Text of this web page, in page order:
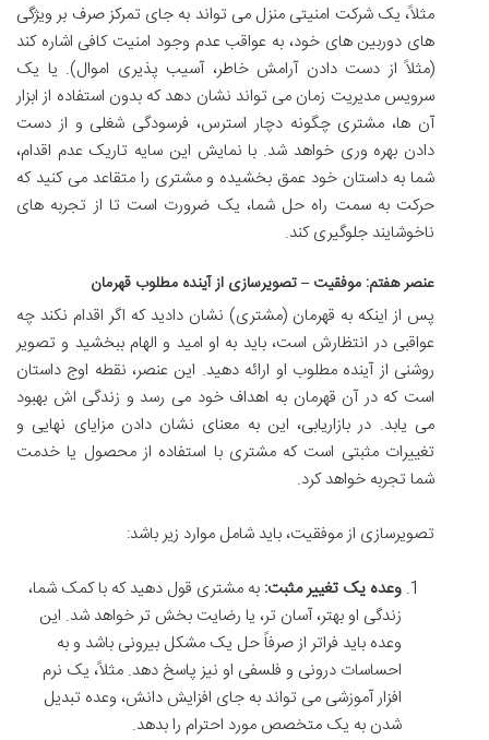
مثلاً، یک شرکت امنیتی منزل می تواند به جای تمرکز صرف بر ویژگی
های دوربین های خود، به عواقب عدم وجود امنیت کافی اشاره کند
(مثلاً از دست دادن آرامش خاطر، آسیب پذیری اموال). یا یک
سرویس مدیریت زمان می تواند نشان دهد که بدون استفاده از ابزار
آن ها، مشتری چگونه دچار استرس، فرسودگی شغلی و از دست
دادن بهره وری خواهد شد. با نمایش این سایه تاریک عدم اقدام،
شما به داستان خود عمق بخشیده و مشتری را متقاعد می کنید که
حرکت به سمت راه حل شما، یک ضرورت است تا از تجربه های
ناخوشایند جلوگیری کند.
عنصر هفتم: موفقیت – تصویرسازی از آینده مطلوب قهرمان
پس از اینکه به قهرمان (مشتری) نشان دادید که اگر اقدام نکند چه
عواقبی در انتظارش است، باید به او امید و الهام ببخشید و تصویر
روشنی از آینده مطلوب او ارائه دهید. این عنصر، نقطه اوج داستان
است که در آن قهرمان به اهداف خود می رسد و زندگی اش بهبود
می یابد. در بازاریابی، این به معنای نشان دادن مزایای نهایی و
تغییرات مثبتی است که مشتری با استفاده از محصول یا خدمت
شما تجربه خواهد کرد.
تصویرسازی از موفقیت، باید شامل موارد زیر باشد:
وعده یک تغییر مثبت: به مشتری قول دهید که با کمک شما،
زندگی او بهتر، آسان تر، یا رضایت بخش تر خواهد شد. این
وعده باید فراتر از صرفاً حل یک مشکل بیرونی باشد و به
احساسات درونی و فلسفی او نیز پاسخ دهد. مثلاً، یک نرم
افزار آموزشی می تواند به جای افزایش دانش، وعده تبدیل
شدن به یک متخصص مورد احترام را بدهد.